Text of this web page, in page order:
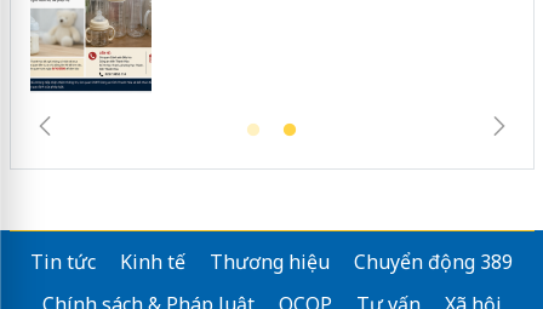
Tin tức Kinh tế Thương hiệu
Chuyển động 389